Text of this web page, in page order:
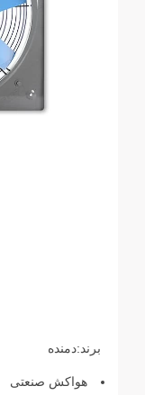
برند:دمنده
هواکش صنعتی